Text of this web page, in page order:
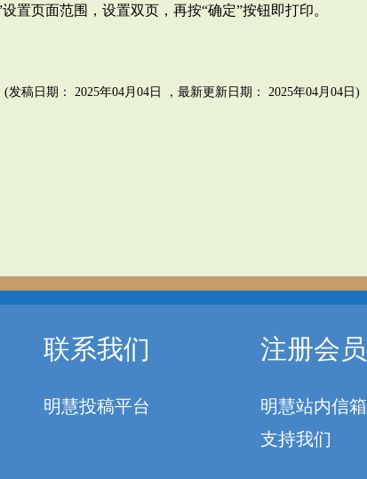
置页面范围，设置双页，再按“确定”按钮即打印。
(发稿日期： 2025年04月04日 ，最新更新日期： 2025年04月04日)
联系我们
明慧投稿平台
注册会员
明慧站内信箱
支持我们